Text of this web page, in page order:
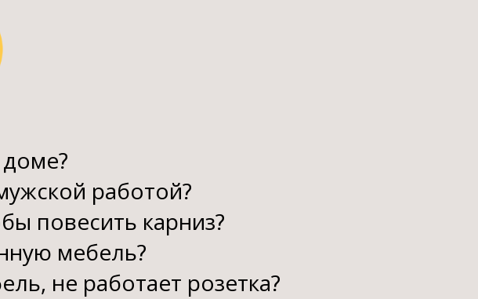
работой?
повесить карниз?
мебель?
не работает розетка?